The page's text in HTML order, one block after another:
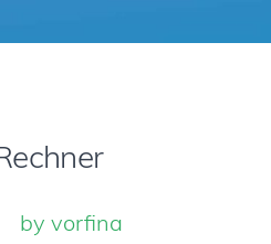
by vorfina